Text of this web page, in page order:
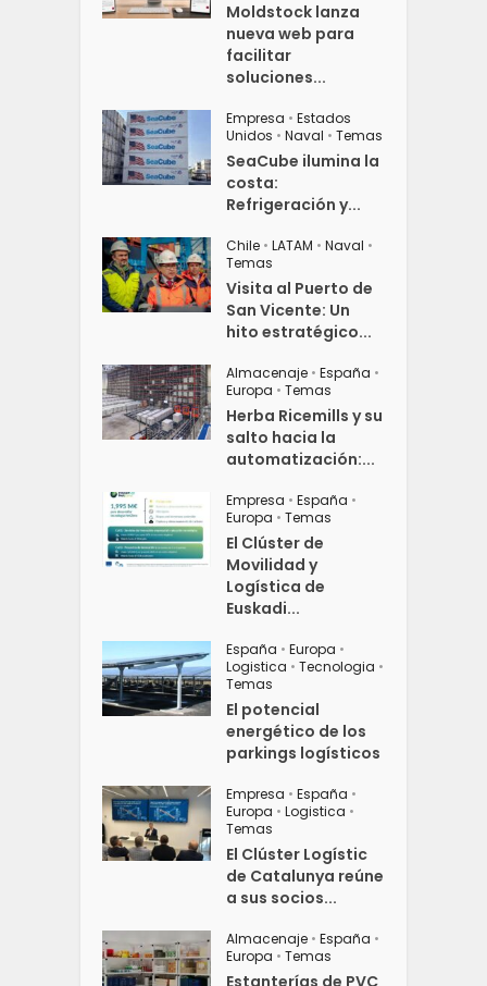
Moldstock lanza
nueva web para
facilitar
soluciones...
Empresa • Estados
Unidos • Naval • Temas
SeaCube ilumina la
costa:
Refrigeración y...
Chile • LATAM • Naval •
Temas
Visita al Puerto de
San Vicente: Un
hito estratégico...
Almacenaje • España •
Europa • Temas
Herba Ricemills y su
salto hacia la
automatización:...
Empresa • España •
Europa • Temas
El Clúster de
Movilidad y
Logística de
Euskadi...
España • Europa •
Logistica • Tecnologia •
Temas
El potencial
energético de los
parkings logísticos
Empresa • España •
Europa • Logistica •
Temas
El Clúster Logístic
de Catalunya reúne
a sus socios...
Almacenaje • España •
Europa • Temas